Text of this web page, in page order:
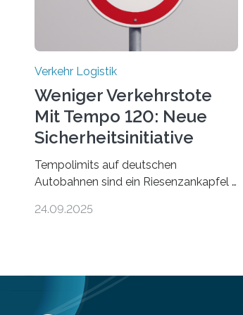
Verkehr Logistik
Weniger Verkehrstote
Mit Tempo 120: Neue
Sicherheitsinitiative
Tempolimits auf deutschen
Autobahnen sind ein Riesenzankapfel –
lebensrettend für die anderen. Was
neue belastbare Daten gesammelt. Sie
zeigen: Tempo 120 würde die Unfälle
24.09.2025